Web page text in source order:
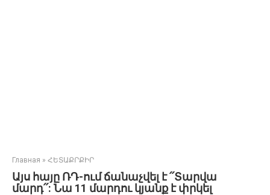
Главная » ՀԵՏԱՔՐՔԻՐ
Այս հայը ՌԴ-ում ճանաչվել է ՛՛Տարվա
մարդ՛՛: Նա 11 մարդու կյանք է փրկել